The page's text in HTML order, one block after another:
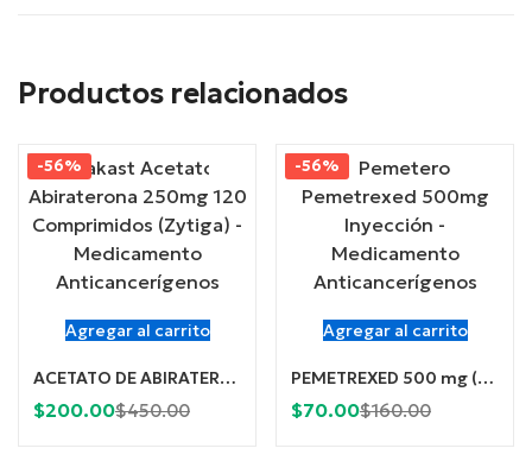
Productos relacionados
Agregar al carrito
-56%
ACETATO DE ABIRATERONA 250 mg (Abirakast) x 120 Comprimidos
$200.00Current
$450.00Original
Agregar al carrito
-56%
PEMETREXED 500 mg (Pemetero 500) Inyección
$70.00Current
$160.00Original